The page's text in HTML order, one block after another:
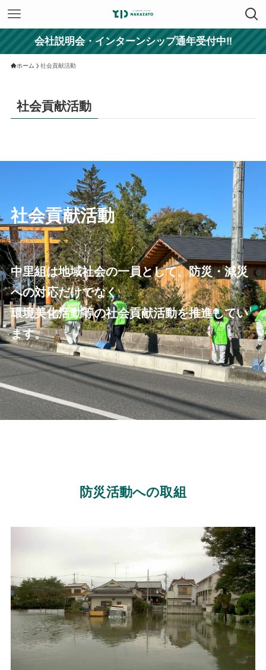
会社説明会・インターンシップ通年受付中‼
ホーム 社会貢献活動
社会貢献活動
社会貢献活動
中里組は地域社会の一員として、防災・減災
への対応だけでなく
環境美化活動等の社会貢献活動を推進してい
ます。
防災活動への取組